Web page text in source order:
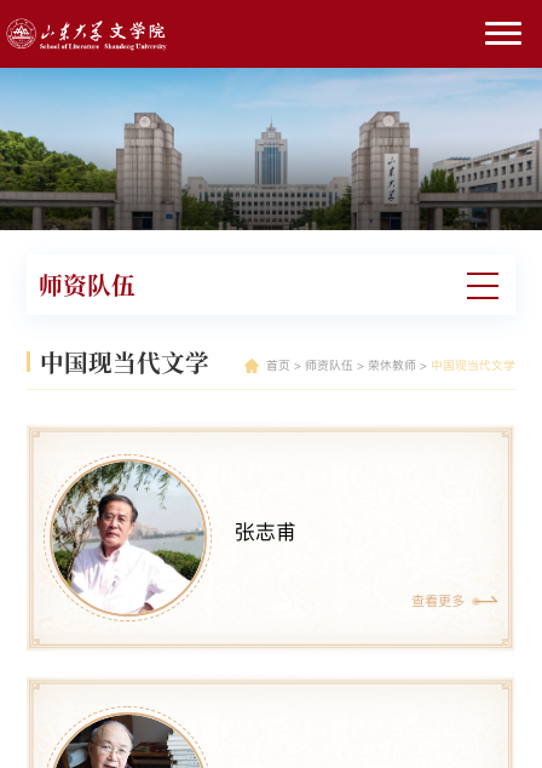
师资队伍
中国现当代文学 首页 > 师资队伍 > 荣休教师 > 中国现当代文学
张志甫
查看更多